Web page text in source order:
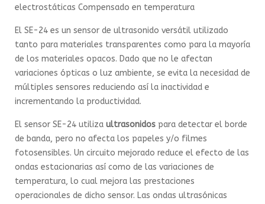
electrostáticas Compensado en temperatura
El SE-24 es un sensor de ultrasonido versátil utilizado
tanto para materiales transparentes como para la mayoría
de los materiales opacos. Dado que no le afectan
variaciones ópticas o luz ambiente, se evita la necesidad de
múltiples sensores reduciendo así la inactividad e
incrementando la productividad.
El sensor SE-24 utiliza ultrasonidos para detectar el borde
de banda, pero no afecta los papeles y/o filmes
fotosensibles. Un circuito mejorado reduce el efecto de las
ondas estacionarias así como de las variaciones de
temperatura, lo cual mejora las prestaciones
operacionales de dicho sensor. Las ondas ultrasónicas